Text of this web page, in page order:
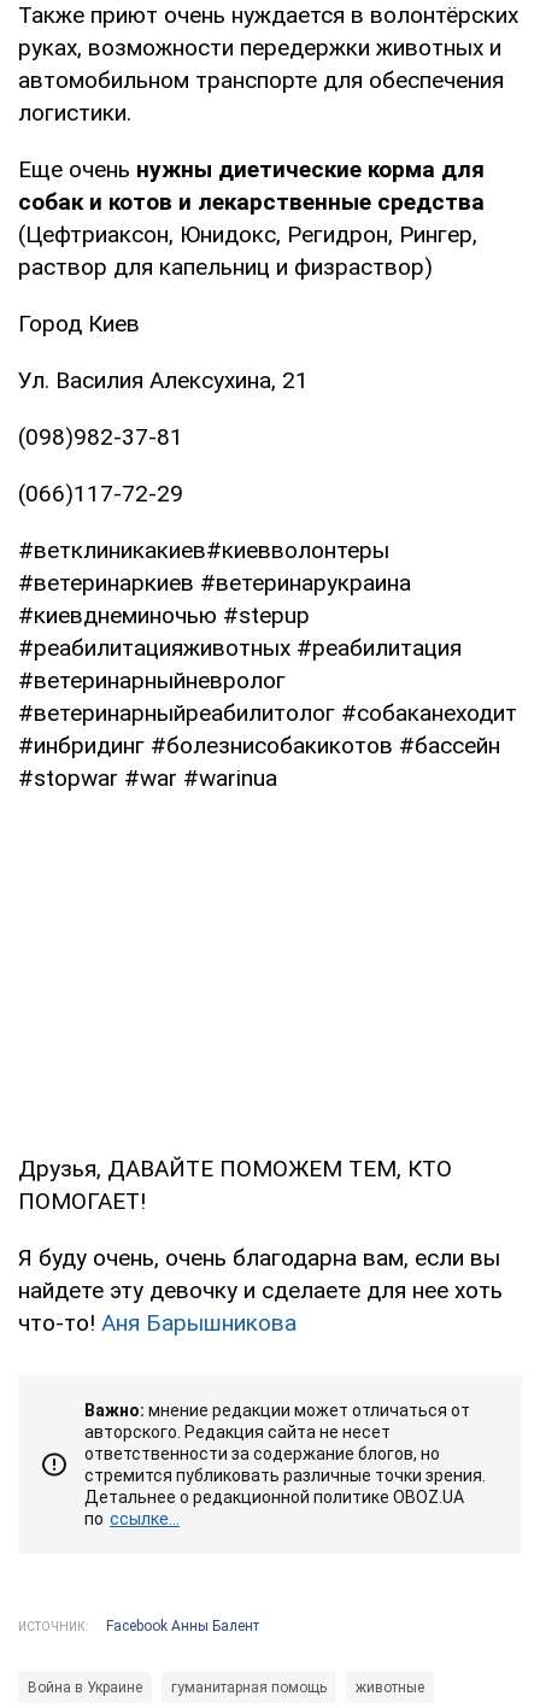
Также приют очень нуждается в волонтёрских
руках, возможности передержки животных и
автомобильном транспорте для обеспечения
логистики.
Еще очень нужны диетические корма для
собак и котов и лекарственные средства
(Цефтриаксон, Юнидокс, Регидрон, Рингер,
раствор для капельниц и физраствор)
Город Киев
Ул. Василия Алексухина, 21
(098)982-37-81
(066)117-72-29
#ветклиникакиев#киевволонтеры
#ветеринаркиев #ветеринарукраина
#киевднеминочью #stepup
#реабилитацияживотных #реабилитация
#ветеринарныйневролог
#ветеринарныйреабилитолог #собаканеходит
#инбридинг #болезнисобакикотов #бассейн
#stopwar #war #warinua
Друзья, ДАВАЙТЕ ПОМОЖЕМ ТЕМ, КТО
ПОМОГАЕТ!
Я буду очень, очень благодарна вам, если вы
найдете эту девочку и сделаете для нее хоть
что-то! Аня Барышникова
Важно: мнение редакции может отличаться от
авторского. Редакция сайта не несет
ответственности за содержание блогов, но
стремится публиковать различные точки зрения.
Детальнее о редакционной политике OBOZ.UA
по ссылке...
ИСТОЧНИК: Facebook Анны Балент
Война в Украине гуманитарная помощь животные